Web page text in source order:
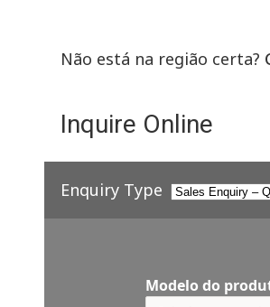
Não está na região certa?
Inquire Online
Enquiry Type
Modelo do